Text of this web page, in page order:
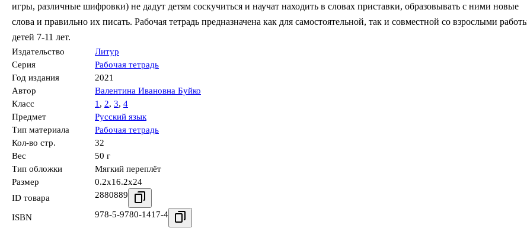
игры, различные шифровки) не дадут детям соскучиться и научат находить в словах приставки, образовывать с ними новые
слова и правильно их писать. Рабочая тетрадь предназначена как для самостоятельной, так и совместной со взрослыми
детей 7-11 лет.
Издательство
Литур
Серия
Рабочая тетрадь
Год издания
2021
Автор
Валентина Ивановна Буйко
Класс
1 , 2, 3, 4
Предмет
Русский язык
Тип материала
Рабочая тетрадь
Кол-во стр.
32
Вес
50 г
Тип обложки
Мягкий переплёт
Размер
0.2x16.2x24
ID товара
2880889
ISBN 978-5-9780-1417-4